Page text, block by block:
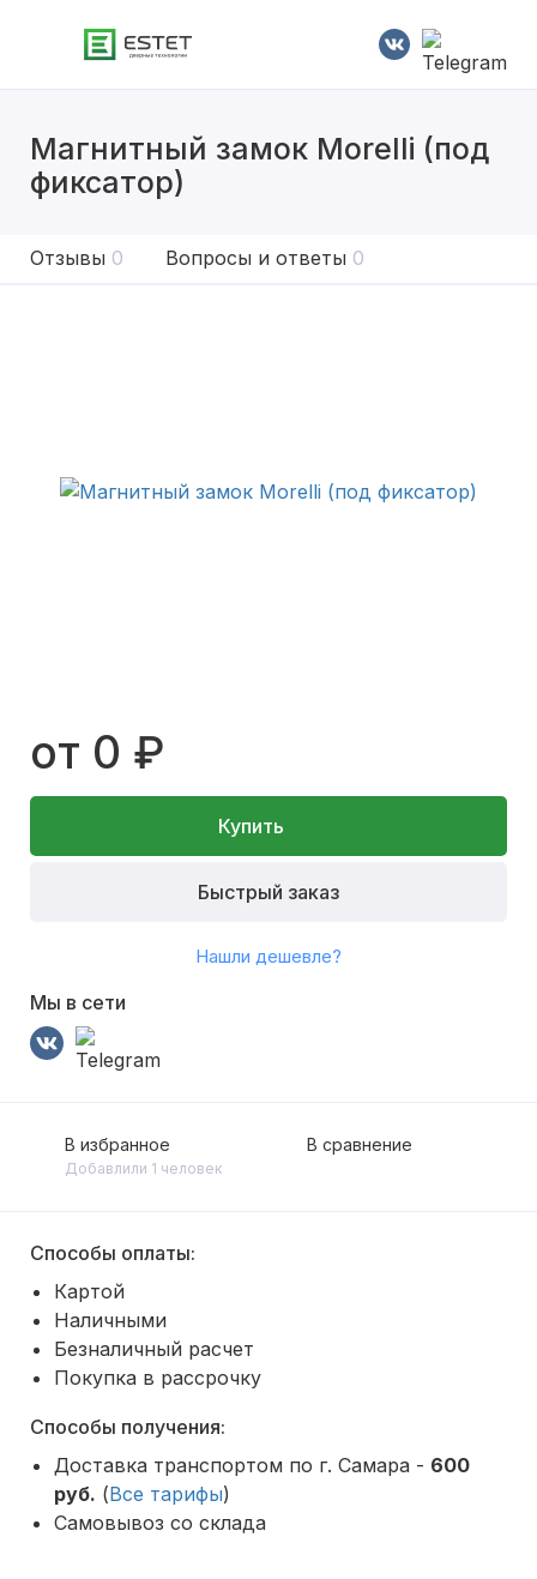
Магнитный замок Morelli (под
фиксатор)
Отзывы 0 Вопросы и ответы 0
от 0 ₽
Купить
Быстрый заказ
Нашли дешевле?
Мы в сети
В избранное
Добавлили 1 человек
В сравнение
Способы оплаты:
Картой
Наличными
Безналичный расчет
Покупка в рассрочку
Способы получения:
Доставка транспортом по г. Самара - 600
руб. (Все тарифы)
Самовывоз со склада